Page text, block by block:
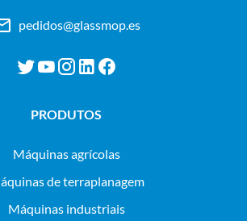
pedidos@glassmop.es
PRODUTOS
máquinas agrícolas
máquinas de terraplanagem
máquinas industriais